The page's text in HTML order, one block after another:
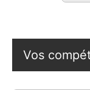
Vos